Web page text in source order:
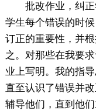
批改作业，纠正
学生每个错误的时
订正的重要性，并
之。对那些在我要
业上写明。我的指
直至认识了错误并
辅导他们，直到他